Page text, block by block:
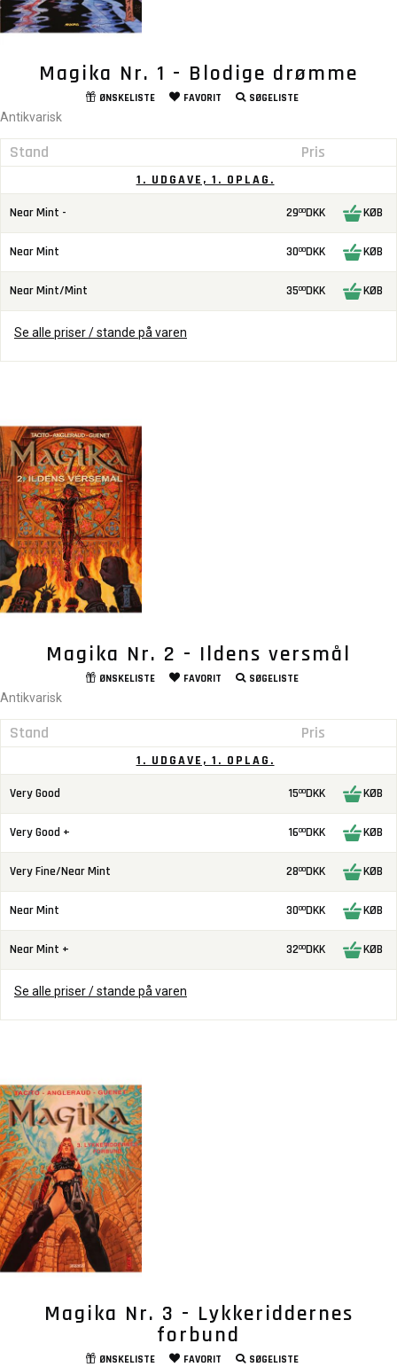
Magika Nr. 1 - Blodige drømme
ØNSKELISTE FAVORIT SØGELISTE
Antikvarisk
Stand Pris
1. UDGAVE, 1. OPLAG.
Near Mint - 2900DKK KØB
Near Mint 3000DKK KØB
Near Mint/Mint 3500DKK KØB
Se alle priser / stande på varen
Magika Nr. 2 - Ildens versmål
ØNSKELISTE FAVORIT SØGELISTE
Antikvarisk
Stand Pris
1. UDGAVE, 1. OPLAG.
Very Good 1500DKK KØB
Very Good + 1600DKK KØB
Very Fine/Near Mint 2800DKK KØB
Near Mint 3000DKK KØB
Near Mint + 3200DKK KØB
Se alle priser / stande på varen
Magika Nr. 3 - Lykkeriddernes
forbund
ØNSKELISTE FAVORIT SØGELISTE